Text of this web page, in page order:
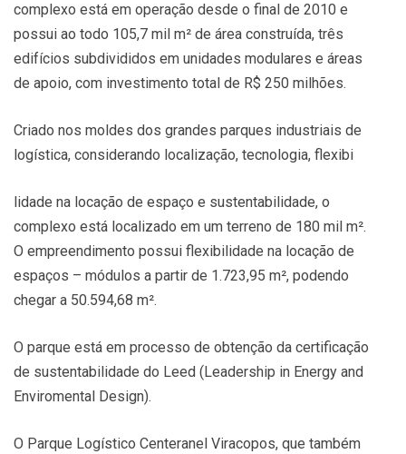
complexo está em operação desde o final de 2010 e
possui ao todo 105,7 mil m² de área construída, três
edifícios subdivididos em unidades modulares e áreas
de apoio, com investimento total de R$ 250 milhões.
Criado nos moldes dos grandes parques industriais de
logística, considerando localização, tecnologia, flexibi
lidade na locação de espaço e sustentabilidade, o
complexo está localizado em um terreno de 180 mil m².
O empreendimento possui flexibilidade na locação de
espaços – módulos a partir de 1.723,95 m², podendo
chegar a 50.594,68 m².
O parque está em processo de obtenção da certificação
de sustentabilidade do Leed (Leadership in Energy and
Enviromental Design).
O Parque Logístico Centeranel Viracopos, que também